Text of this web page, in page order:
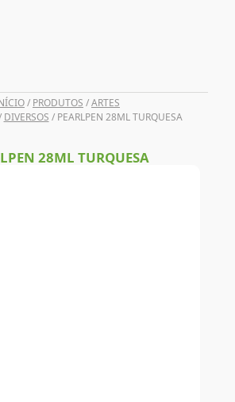
/ PRODUTOS /ARTES
DIVERSOS / PEARLPEN 28ML TURQUESA
28ML TURQUESA